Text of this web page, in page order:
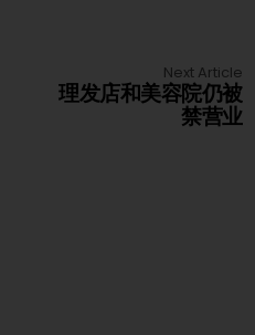
Next Article
理发店和美容院仍被
禁营业